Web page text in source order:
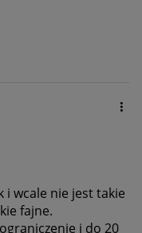
i wcale nie jest takie
fajne.
i do 20